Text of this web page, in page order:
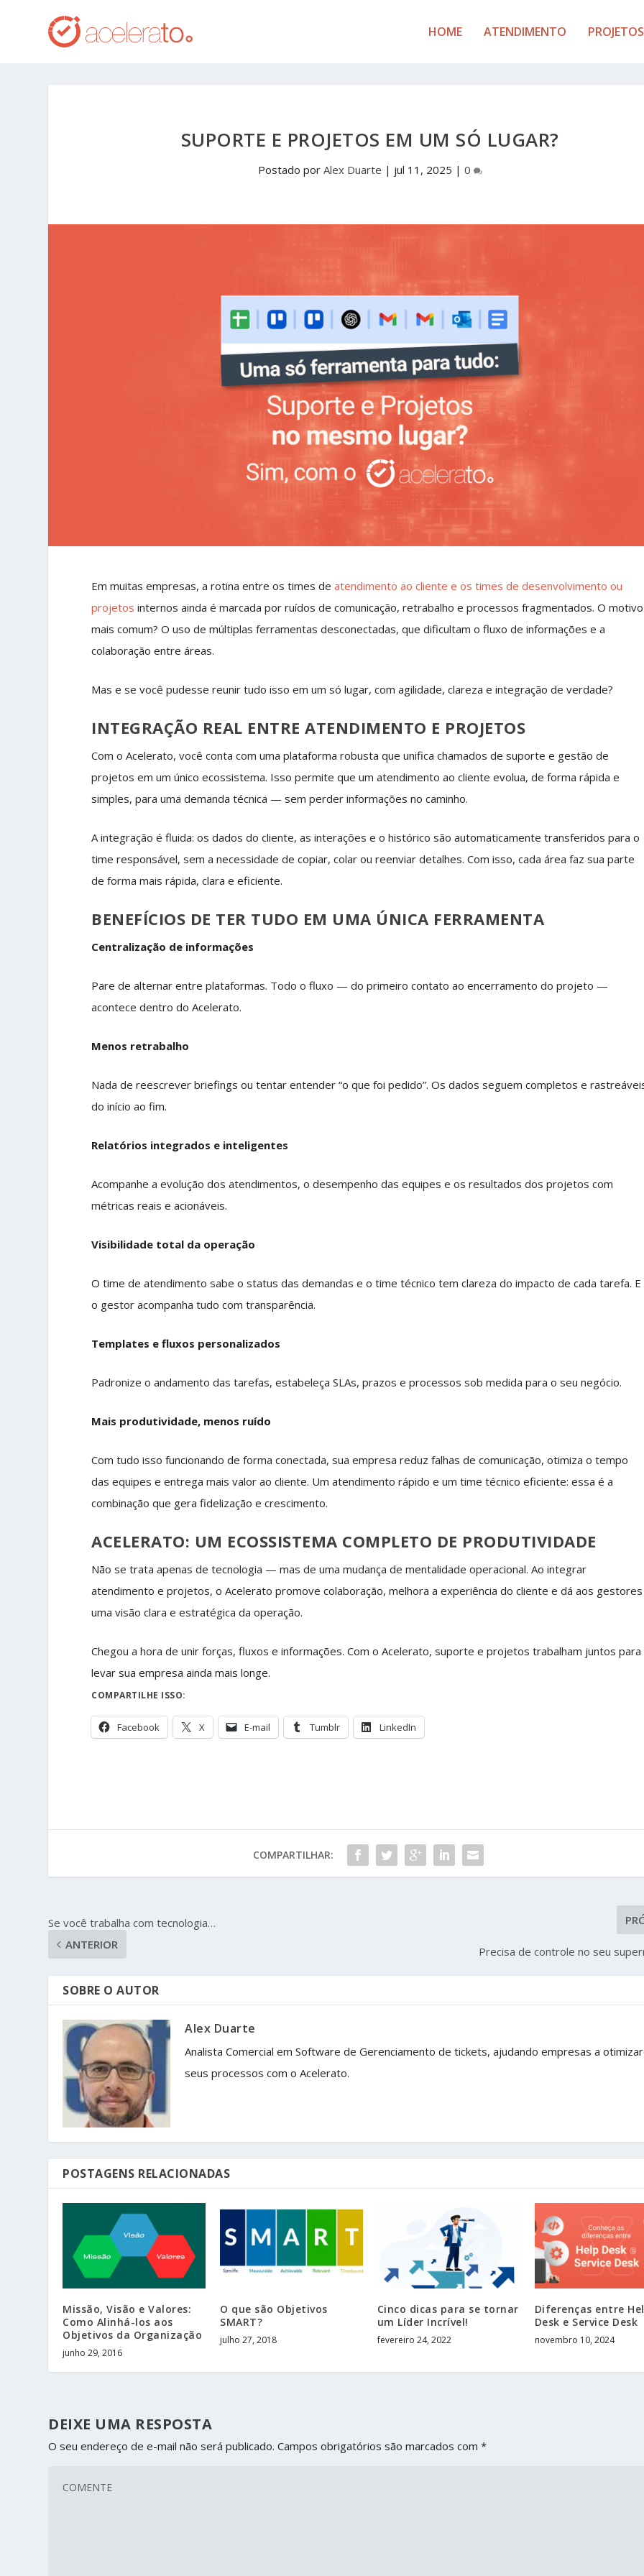
HOME ATENDIMENTO PROJETOS
SUPORTE E PROJETOS EM UM SÓ LUGAR?
Postado por Alex Duarte | jul 11, 2025 | 0
Em muitas empresas, a rotina entre os times deatendimento ao cliente e os times de desenvolvimento ou
projetos internos ainda é marcada por ruídos de comunicação, retrabalho e processos fragmentados. O motivo
mais comum? O uso de múltiplas ferramentas desconectadas, que dificultam o fluxo de informações e a
colaboração entre áreas.
Mas e se você pudesse reunir tudo isso em um só lugar, com agilidade, clareza e integração de verdade?
INTEGRAÇÃO REAL ENTRE ATENDIMENTO E PROJETOS
Com o Acelerato, você conta com uma plataforma robusta que unifica chamados de suporte e gestão de
projetos em um único ecossistema. Isso permite que um atendimento ao cliente evolua, de forma rápida e
simples, para uma demanda técnica — sem perder informações no caminho.
A integração é fluida: os dados do cliente, as interações e o histórico são automaticamente transferidos para o
time responsável, sem a necessidade de copiar, colar ou reenviar detalhes. Com isso, cada área faz sua parte
de forma mais rápida, clara e eficiente.
BENEFÍCIOS DE TER TUDO EM UMA ÚNICA FERRAMENTA
Centralização de informações
Pare de alternar entre plataformas. Todo o fluxo — do primeiro contato ao encerramento do projeto —
acontece dentro do Acelerato.
Menos retrabalho
Nada de reescrever briefings ou tentar entender “o que foi pedido”. Os dados seguem completos e
do início ao fim.
Relatórios integrados e inteligentes
Acompanhe a evolução dos atendimentos, o desempenho das equipes e os resultados dos projetos com
métricas reais e acionáveis.
Visibilidade total da operação
O time de atendimento sabe o status das demandas e o time técnico tem clareza do impacto de cada tarefa. E
o gestor acompanha tudo com transparência.
Templates e fluxos personalizados
Padronize o andamento das tarefas, estabeleça SLAs, prazos e processos sob medida para o seu negócio.
Mais produtividade, menos ruído
Com tudo isso funcionando de forma conectada, sua empresa reduz falhas de comunicação, otimiza o tempo
das equipes e entrega mais valor ao cliente. Um atendimento rápido e um time técnico eficiente: essa é a
combinação que gera fidelização e crescimento.
ACELERATO: UM ECOSSISTEMA COMPLETO DE PRODUTIVIDADE
Não se trata apenas de tecnologia — mas de uma mudança de mentalidade operacional. Ao integrar
atendimento e projetos, o Acelerato promove colaboração, melhora a experiência do cliente e dá aos gestores
uma visão clara e estratégica da operação.
Chegou a hora de unir forças, fluxos e informações. Com o Acelerato, suporte e projetos trabalham juntos para
levar sua empresa ainda mais longe.
COMPARTILHE ISSO:
Facebook X E-mail Tumblr LinkedIn
COMPARTILHAR:
Se você trabalha com tecnologia…
ANTERIOR
Precisa de controle no seu
SOBRE O AUTOR
Alex Duarte
Analista Comercial em Software de Gerenciamento de tickets, ajudando empresas a
seus processos com o Acelerato.
POSTAGENS RELACIONADAS
Missão, Visão e Valores:
Como Alinhá-los aos
Objetivos da Organização
junho 29, 2016
O que são Objetivos
SMART?
julho 27, 2018
Cinco dicas para se tornar
um Líder Incrível!
fevereiro 24, 2022
Diferenças entre
Desk e Service Desk
novembro 10, 2024
DEIXE UMA RESPOSTA
O seu endereço de e-mail não será publicado. Campos obrigatórios são marcados com*